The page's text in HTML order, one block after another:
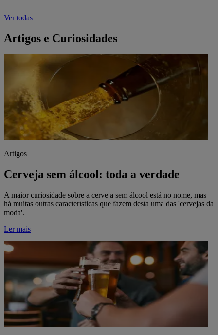
Ver todas
Artigos e Curiosidades
Artigos
Cerveja sem álcool: toda a verdade
A maior curiosidade sobre a cerveja sem álcool está no nome, mas
há muitas outras características que fazem desta uma das 'cervejas da
moda'.
Ler mais